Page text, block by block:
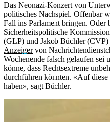
Das Neonazi-Konzert von
politisches Nachspiel. Offenbar
Fall ins Parlament bringen. Oder
Sicherheitspolitische
(GLP) und Jakob Büchler (CVP)
Anzeigervon
Wochenende falsch gelaufen
könne, dass Rechtsextreme
durchführen könnten. «Auf
haben», sagt Büchler.